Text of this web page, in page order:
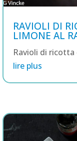
RAVIOLI DI
LIMONE AL
Ravioli di ricotta
lire plus